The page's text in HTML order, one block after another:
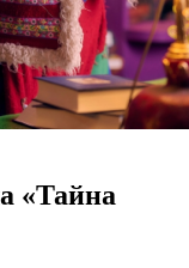
«Тайна